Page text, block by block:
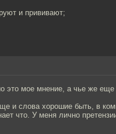
и прививают;
это мое мнение, а чье же
и слова хорошие быть, в
что. У меня лично